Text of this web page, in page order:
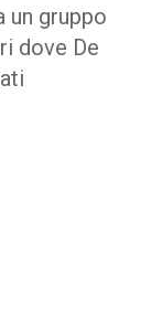
un gruppo
dove De